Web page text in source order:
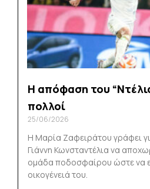
Η απόφαση του
πολλοί
25/06/2026
Η Μαρία Ζαφειράτου γράφει
Γιάννη Κωνσταντέλια να
ομάδα ποδοσφαίρου ώστε να
οικογένειά του.